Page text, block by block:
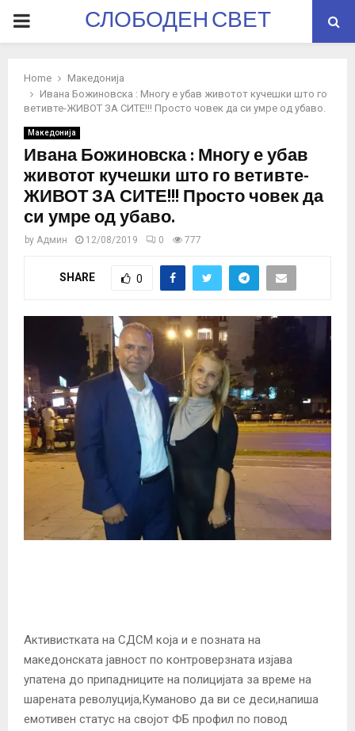
PRIMARYСЛОБОДЕН СВЕТ
Home
Македонија
Ивана Божиновска : Многу е убав животот кучешки што го
ветивте-ЖИВОТ ЗА СИТЕ!!! Просто човек да си умре од убаво.
Македонија
Ивана Божиновска : Многу е убав
животот кучешки што го ветивте-
ЖИВОТ ЗА СИТЕ!!! Просто човек да
си умре од убаво.
by Админ 12/08/2019 0 777
SHARE 0
Активистката на СДСМ која и е позната на
македонската јавност по контроверзната изјава
упатена до припадниците на полицијата за време на
шарената револуција,Куманово да ви се деси,напиша
емотивен статус на својот ФБ профил по повод